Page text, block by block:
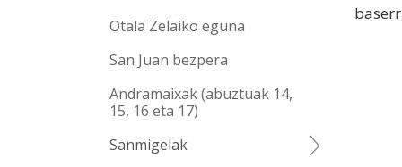
Otala Zelaiko eguna
San Juan bezpera
Andramaixak (abuztuak 14,
15, 16 eta 17)
Sanmigelak